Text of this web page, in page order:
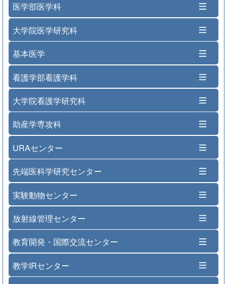
医学部医学科
大学院医学研究科
基本医学
看護学部看護学科
大学院看護学研究科
助産学専攻科
URAセンター
先端医科学研究センター
実験動物センター
放射線管理センター
教育開発・国際交流センター
教学IRセンター